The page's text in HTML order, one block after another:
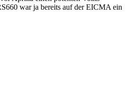
war ja bereits auf der EICMA ein